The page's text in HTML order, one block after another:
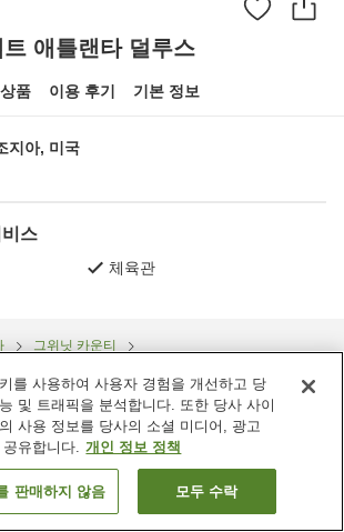
애틀랜타 덜루스
품 이용 후기 기본 정보
지아, 미국
스
체육관
그위닛 카운티
객실 보기
를 사용하여 사용자 경험을 개선하고 당
및 트래픽을 분석합니다. 또한 당사 사이
사용 정보를 당사의 소셜 미디어, 광고
유합니다. 개인 정보 정책
판매하지 않음 모두 수락